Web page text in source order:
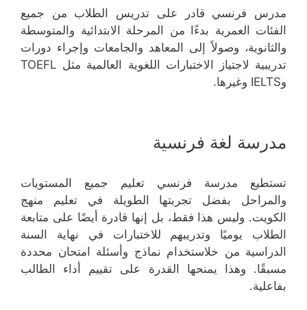
مدرس فرنسي قادر على تدريس الطلاب من جميع
الفئات العمرية بدءًا من المرحلة الابتدائية والمتوسطة
والثانوية، وصولاً إلى المعاهد والجامعات وإجراء دورات
تدريبية لاجتياز الاختبارات اللغوية العالمية مثل TOEFL
وIELTS وغيرها.
مدرسة لغة فرنسية
تستطيع مدرسة فرنسي تعليم جميع المستويات
والمراحل بفضل تجربتها الطويلة في تعليم منهج
الكويت. وليس هذا فقط، بل إنها قادرة أيضًا على متابعة
الطلاب يوميًا وتدريبهم للاختبارات في نهاية السنة
الدراسية من خلاستخدام نماذج وأسئلة امتحان محددة
مسبقًا. وهذا يمنحها القدرة على تقييم أداء الطالب
بفاعلية.